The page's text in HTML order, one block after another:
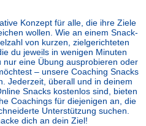
Konzept für alle, die ihre Ziele
wollen. Wie an einem Snack-
von kurzen, zielgerichteten
du jeweils in wenigen Minuten
eine Übung ausprobieren oder
– unsere Coaching Snacks
Jederzeit, überall und in deinem
Snacks kostenlos sind, bieten
Coachings für diejenigen an, die
Unterstützung suchen.
dich an dein Ziel!